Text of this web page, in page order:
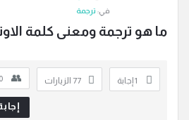
أسئلة
في: ترجمة
ما هو ترجمة ومعنى كلمة
‫1 إجابة 77 الزيارات 0